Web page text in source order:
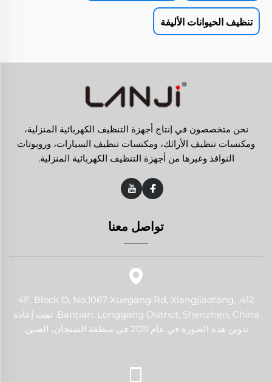
تنظيف الحيوانات الأليفة
نحن متخصصون في إنتاج أجهزة التنظيف الكهربائية المنزلية،
ومكنسات تنظيف الأرائك، ومكنسات تنظيف السيارات، وروبوتات
النوافذ وغيرها من أجهزة التنظيف الكهربائية المنزلية.
تواصل معنا
412, 4F, Block D, No.1067 Xuegang Rd, Xiangjiaotang,
Bantian, Longgang District, Shenzhen, China. تمت إعادة
تدوين هذه الصورة في عام 2011 في منطقة الشنجان، الصين.